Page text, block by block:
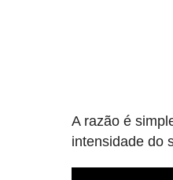
A razão é
intensidade do